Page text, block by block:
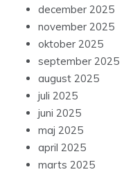
december 2025
november 2025
oktober 2025
september 2025
august 2025
juli 2025
juni 2025
maj 2025
april 2025
marts 2025